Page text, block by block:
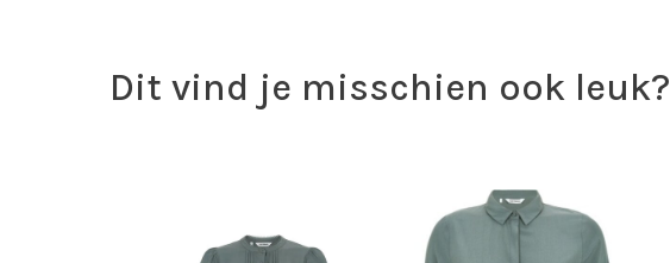
Dit vind je misschien ook leuk?